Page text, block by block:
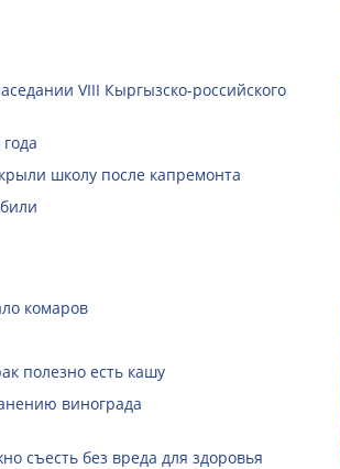
VIII Кыргызско-российского
школу после капремонта
комаров
полезно есть кашу
винограда
съесть без вреда для здоровья